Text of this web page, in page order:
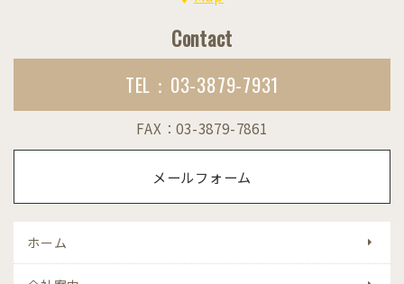
Contact
TEL：03-3879-7931
FAX：03-3879-7861
メールフォーム
ホーム